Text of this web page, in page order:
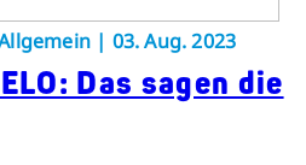
| 03. Aug. 2023
Das sagen die